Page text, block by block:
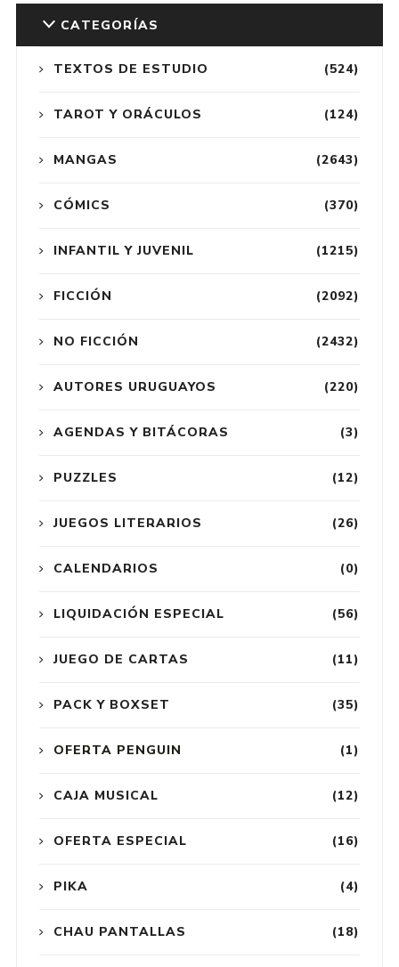
CATEGORÍAS
(524)
TEXTOS DE ESTUDIO
(124)
TAROT Y ORÁCULOS
(2643)
MANGAS
(370)
CÓMICS
(1215)
INFANTIL Y JUVENIL
(2092)
FICCIÓN
(2432)
NO FICCIÓN
(220)
AUTORES URUGUAYOS
(3)
AGENDAS Y BITÁCORAS
(12)
PUZZLES
(26)
JUEGOS LITERARIOS
(0)
CALENDARIOS
(56)
LIQUIDACIÓN ESPECIAL
(11)
JUEGO DE CARTAS
(35)
PACK Y BOXSET
(1)
OFERTA PENGUIN
(12)
CAJA MUSICAL
(16)
OFERTA ESPECIAL
(4)
PIKA
(18)
CHAU PANTALLAS